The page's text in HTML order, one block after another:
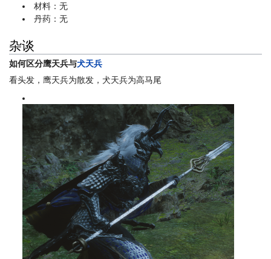
材料：无
丹药：无
杂谈
如何区分鹰天兵与犬天兵
看头发，鹰天兵为散发，犬天兵为高马尾